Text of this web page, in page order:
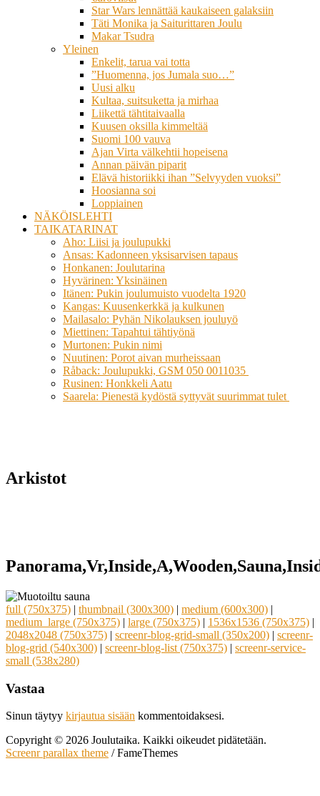
Star Wars lennättää kaukaiseen galaksiin
Täti Monika ja Saiturittaren Joulu
Makar Tsudra
Yleinen
Enkelit, tarua vai totta
”Huomenna, jos Jumala suo…”
Uusi alku
Kultaa, suitsuketta ja mirhaa
Liikettä tähtitaivaalla
Kuusen oksilla kimmeltää
Suomi 100 vauva
Ajan Virta välkehtii hopeisena
Annan päivän piparit
Elävä historiikki ihan ”Selvyyden vuoksi”
Hoosianna soi
Loppiainen
NÄKÖISLEHTI
TAIKATARINAT
Aho: Liisi ja joulupukki
Ansas: Kadonneen yksisarvisen tapaus
Honkanen: Joulutarina
Hyvärinen: Yksinäinen
Itänen: Pukin joulumuisto vuodelta 1920
Kangas: Kuusenkerkkä ja kulkunen
Mailasalo: Pyhän Nikolauksen jouluyö
Miettinen: Tapahtui tähtiyönä
Murtonen: Pukin nimi
Nuutinen: Porot aivan murheissaan
Råback: Joulupukki, GSM 050 0011035
Rusinen: Honkkeli Aatu
Saarela: Pienestä kydöstä syttyvät suurimmat tulet
Arkistot
full (750x375) | thumbnail (300x300) | medium (600x300) |
medium_large (750x375) | large (750x375) | 1536x1536 (750x375) |
2048x2048 (750x375) | screenr-blog-grid-small (350x200) | screenr-
blog-grid (540x300) | screenr-blog-list (750x375) | screenr-service-
small (538x280)
Vastaa
Sinun täytyy kirjautua sisään kommentoidaksesi.
Copyright © 2026 Joulutaika. Kaikki oikeudet pidätetään.
Screenr parallax theme / FameThemes